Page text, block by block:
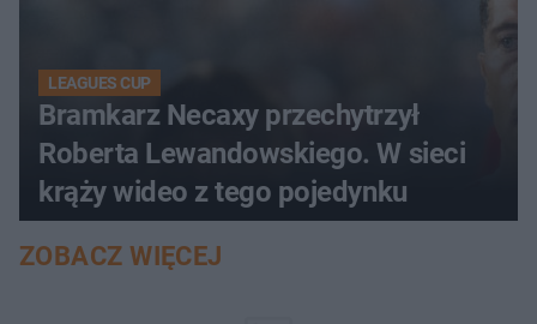
LEAGUES CUP
Bramkarz Necaxy przechytrzył
Roberta Lewandowskiego. W sieci
krąży wideo z tego pojedynku
ZOBACZ WIĘCEJ